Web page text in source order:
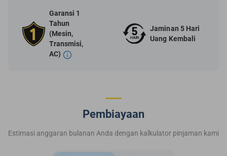
Garansi 1
Tahun
(Mesin,
Transmisi,
AC)
Jaminan 5 Hari
Uang Kembali
Pembiayaan
Estimasi anggaran bulanan Anda dengan kalkulator pinjaman kami